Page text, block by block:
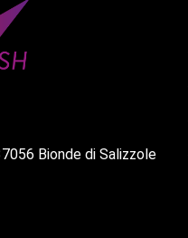
Bionde di Salizzole